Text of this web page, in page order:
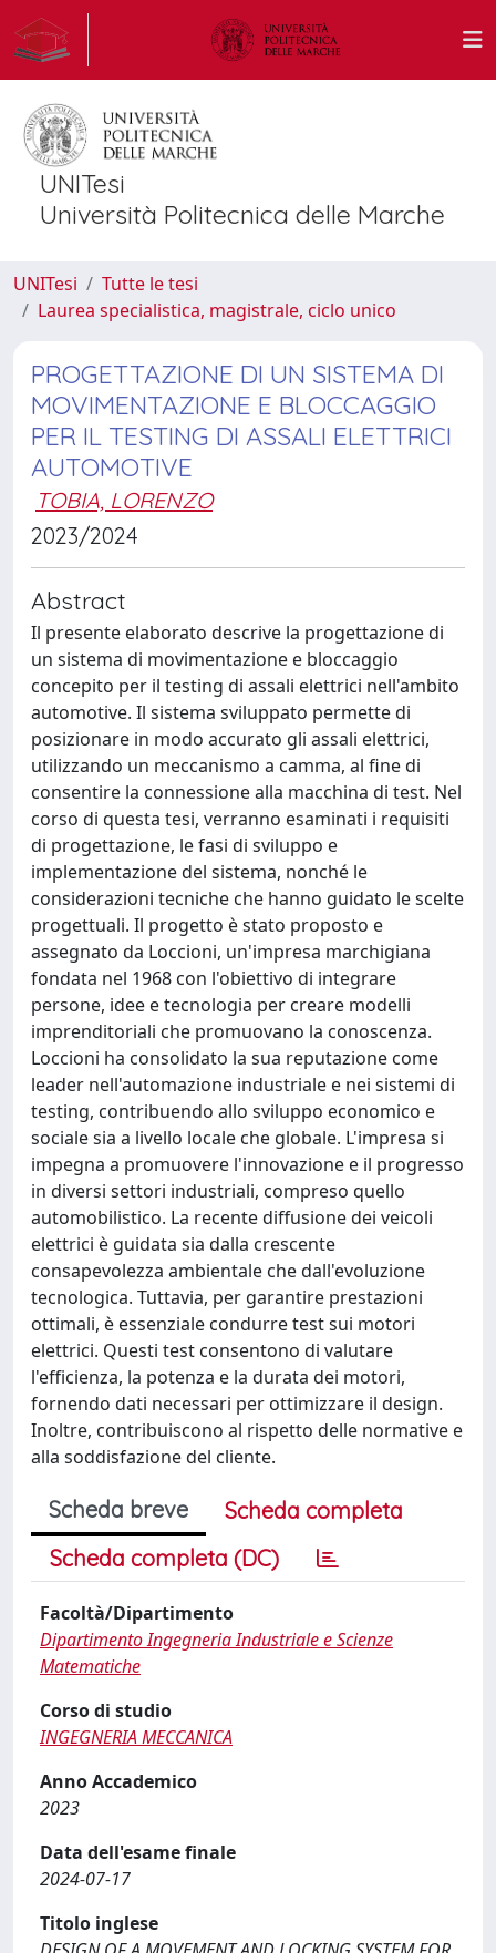
UNITesi
Università Politecnica delle Marche
UNITesi
Tutte le tesi
Laurea specialistica, magistrale, ciclo unico
PROGETTAZIONE DI UN SISTEMA DI
MOVIMENTAZIONE E BLOCCAGGIO
PER IL TESTING DI ASSALI ELETTRICI
AUTOMOTIVE
TOBIA, LORENZO
2023/2024
Abstract
Il presente elaborato descrive la progettazione di
un sistema di movimentazione e bloccaggio
concepito per il testing di assali elettrici nell'ambito
automotive. Il sistema sviluppato permette di
posizionare in modo accurato gli assali elettrici,
utilizzando un meccanismo a camma, al fine di
consentire la connessione alla macchina di test. Nel
corso di questa tesi, verranno esaminati i requisiti
di progettazione, le fasi di sviluppo e
implementazione del sistema, nonché le
considerazioni tecniche che hanno guidato le scelte
progettuali. Il progetto è stato proposto e
assegnato da Loccioni, un'impresa marchigiana
fondata nel 1968 con l'obiettivo di integrare
persone, idee e tecnologia per creare modelli
imprenditoriali che promuovano la conoscenza.
Loccioni ha consolidato la sua reputazione come
leader nell'automazione industriale e nei sistemi di
testing, contribuendo allo sviluppo economico e
sociale sia a livello locale che globale. L'impresa si
impegna a promuovere l'innovazione e il progresso
in diversi settori industriali, compreso quello
automobilistico. La recente diffusione dei veicoli
elettrici è guidata sia dalla crescente
consapevolezza ambientale che dall'evoluzione
tecnologica. Tuttavia, per garantire prestazioni
ottimali, è essenziale condurre test sui motori
elettrici. Questi test consentono di valutare
l'efficienza, la potenza e la durata dei motori,
fornendo dati necessari per ottimizzare il design.
Inoltre, contribuiscono al rispetto delle normative e
alla soddisfazione del cliente.
Scheda breve
Scheda completa
Scheda completa (DC)
Facoltà/Dipartimento
Dipartimento Ingegneria Industriale e Scienze
Matematiche
Corso di studio
INGEGNERIA MECCANICA
Anno Accademico
2023
Data dell'esame finale
2024-07-17
Titolo inglese